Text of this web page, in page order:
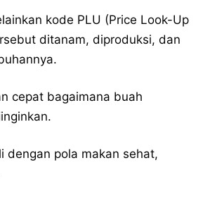
kode PLU (Price Look-Up
ditanam, diproduksi, dan
cepat bagaimana buah
dengan pola makan sehat,